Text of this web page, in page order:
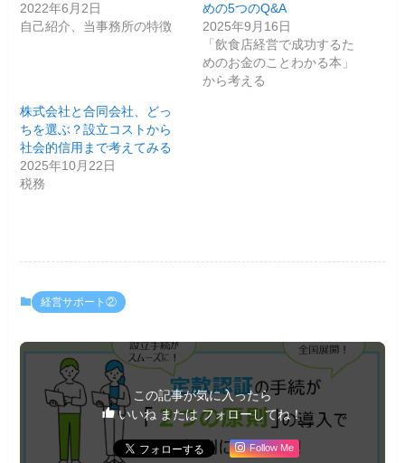
2022年6月2日
自己紹介、当事務所の特徴
めの5つのQ&A
2025年9月16日
「飲食店経営で成功するた
めのお金のことわかる本」
から考える
株式会社と合同会社、どっ
ちを選ぶ？設立コストから
社会的信用まで考えてみる
2025年10月22日
税務
経営サポート②
この記事が気に入ったら
いいね または フォローしてね！
Follow Me